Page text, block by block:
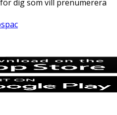
dig som vill prenumerera